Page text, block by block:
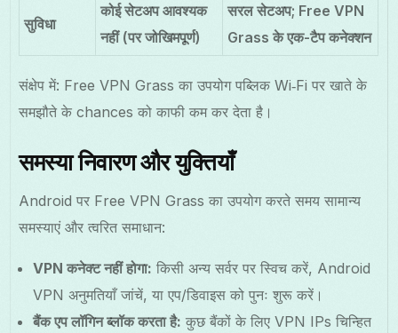
सुविधा
कोई सेटअप आवश्यक
नहीं (पर जोखिमपूर्ण)
सरल सेटअप; Free VPN
Grass के एक-टैप कनेक्शन
संक्षेप में: Free VPN Grass का उपयोग पब्लिक Wi‑Fi पर खाते के
समझौते के chances को काफी कम कर देता है।
समस्या निवारण और युक्तियाँ
Android पर Free VPN Grass का उपयोग करते समय सामान्य
समस्याएं और त्वरित समाधान:
VPN कनेक्ट नहीं होगा: किसी अन्य सर्वर पर स्विच करें, Android
VPN अनुमतियाँ जांचें, या एप/डिवाइस को पुनः शुरू करें।
बैंक एप लॉगिन ब्लॉक करता है: कुछ बैंकों के लिए VPN IPs चिन्हित